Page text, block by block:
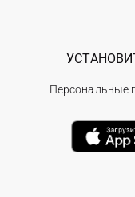
Персональные